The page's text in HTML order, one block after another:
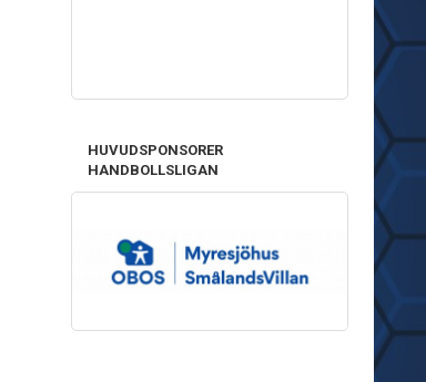
HUVUDSPONSORER
HANDBOLLSLIGAN